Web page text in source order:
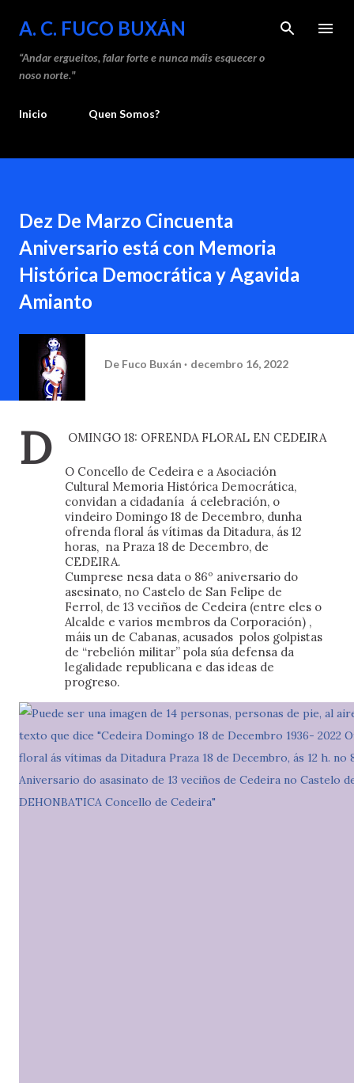
Saltar ao contido principal
A. C. FUCO BUXÁN
“Andar ergueitos, falar forte e nunca máis esquecer o
noso norte."
Inicio Quen Somos?
Dez De Marzo Cincuenta
Aniversario está con Memoria
Histórica Democrática y Agavida
Amianto
De Fuco Buxán decembro 16, 2022
D OMINGO 18: OFRENDA FLORAL EN CEDEIRA
O Concello de Cedeira e a Asociación
Cultural Memoria Histórica Democrática,
convidan a cidadanía  á celebración, o
vindeiro Domingo 18 de Decembro, dunha
ofrenda floral ás vítimas da Ditadura, ás 12
horas,  na Praza 18 de Decembro, de
CEDEIRA.
Cumprese nesa data o 86º aniversario do
asesinato, no Castelo de San Felipe de
Ferrol, de 13 veciños de Cedeira (entre eles o
Alcalde e varios membros da Corporación) ,
máis un de Cabanas, acusados polos golpistas
de “rebelión militar” pola súa defensa da
legalidade republicana e das ideas de
progreso.